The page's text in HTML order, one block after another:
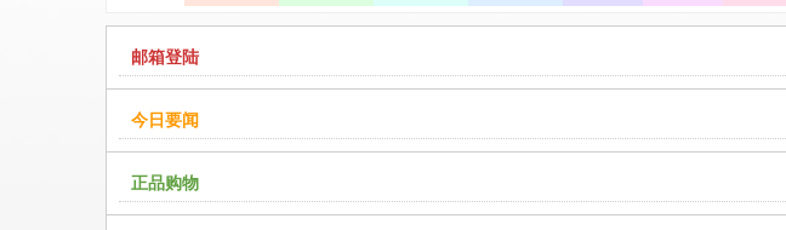
邮箱登陆
今日要闻
正品购物